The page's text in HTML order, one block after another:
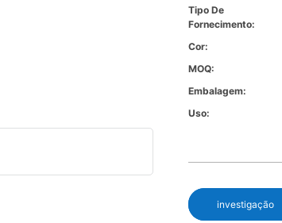
Tipo De
Fornecimento:
Cor:
MOQ:
Embalagem:
Uso:
investigação